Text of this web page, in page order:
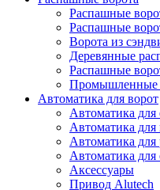
Распашные
Распашные
Ворота из
Деревянные
Распашные
Промышленные
Автоматика для ворот
Автоматика для
Автоматика
Автоматика
Автоматика
Аксессуары
Привод Alutech